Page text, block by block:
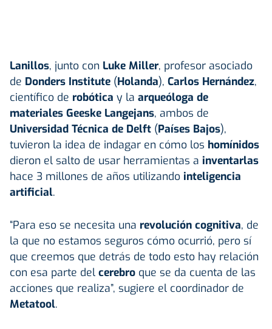
Lanillos, junto con Luke Miller, profesor asociado
de Donders Institute (Holanda), Carlos Hernández,
científico de robótica y la arqueóloga de
materiales Geeske Langejans, ambos de
Universidad Técnica de Delft (Países Bajos),
tuvieron la idea de indagar en cómo los homínidos
dieron el salto de usar herramientas a inventarlas
hace 3 millones de años utilizando inteligencia
artificial.
“Para eso se necesita una revolución cognitiva, de
la que no estamos seguros cómo ocurrió, pero sí
que creemos que detrás de todo esto hay relación
con esa parte del cerebro que se da cuenta de las
acciones que realiza”, sugiere el coordinador de
Metatool.